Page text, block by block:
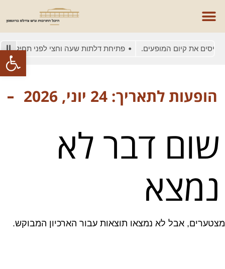
פתח את קיום המופעים. פתיחת דלתות שעה וחצי לפני תחילת
הופעות לתאריך: 24 יוני, 2026
שום דבר לא
נמצא
מצטערים, אבל לא נמצאו תוצאות עבור הארכיון המבוקש.